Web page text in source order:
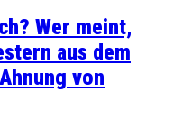
Wer meint,
aus dem
von